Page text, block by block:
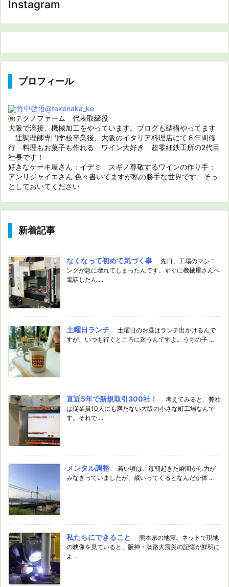
Instagram
プロフィール
竹中啓悟@takenaka_ke
㈱テクノファーム 代表取締役
大阪で溶接、機械加工をやっています。ブログも結構やってます
辻調理師専門学校卒業後、大阪のイタリア料理店にて６年間修
行 料理もお菓子も作れる ワイン大好き 超零細鉄工所の2代目
社長です！
好きなケーキ屋さん：イデミ スギノ尊敬するワインの作り手：
アンリジャイエさん 色々書いてますが私の勝手な世界です、そっ
としておいてください
新着記事
なくなって初めて気づく事
先日、工場のマシニ
ングが急に壊れてしまったんです。すぐに機械屋さんへ
電話したん ...
土曜日ランチ
土曜日のお昼はランチ出かけるんで
すが、いつも行くところに迷うんですよ。うちの子 ...
直近5年で新規取引300社！
考えてみると、弊社
は従業員10人にも満たない大阪の小さな町工場なんで
す。それで ...
メンタル調整
若い頃は、毎朝起きた瞬間から力が
みなぎっていましたが、歳いってくるとなんだか体 ...
私たちにできること
熊本県の地震。ネットで現地
の映像を見ていると、阪神・淡路大震災の記憶が鮮明に
よ ...